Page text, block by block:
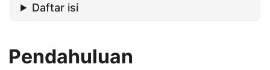
Daftar isi
Pendahuluan